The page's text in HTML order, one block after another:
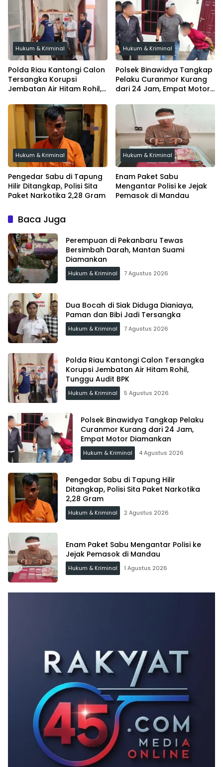
Hukum & Kriminal
Polda Riau Kantongi Calon
Tersangka Korupsi
Jembatan Air Hitam Rohil,
Hukum & Kriminal
Polsek Binawidya Tangkap
Pelaku Curanmor Kurang
dari 24 Jam, Empat Motor
Hukum & Kriminal
Pengedar Sabu di Tapung
Hilir Ditangkap, Polisi Sita
Paket Narkotika 2,28 Gram
Hukum & Kriminal
Enam Paket Sabu
Mengantar Polisi ke Jejak
Pemasok di Mandau
Baca Juga
Perempuan di Pekanbaru Tewas
Bersimbah Darah, Mantan Suami
Diamankan
Hukum & Kriminal 7 Agustus 2026
Dua Bocah di Siak Diduga Dianiaya,
Paman dan Bibi Jadi Tersangka
Hukum & Kriminal 7 Agustus 2026
Polda Riau Kantongi Calon Tersangka
Korupsi Jembatan Air Hitam Rohil,
Tunggu Audit BPK
Hukum & Kriminal 5 Agustus 2026
Polsek Binawidya Tangkap Pelaku
Curanmor Kurang dari 24 Jam,
Empat Motor Diamankan
Hukum & Kriminal 4 Agustus 2026
Pengedar Sabu di Tapung Hilir
Ditangkap, Polisi Sita Paket Narkotika
2,28 Gram
Hukum & Kriminal 2 Agustus 2026
Enam Paket Sabu Mengantar Polisi ke
Jejak Pemasok di Mandau
Hukum & Kriminal 1 Agustus 2026